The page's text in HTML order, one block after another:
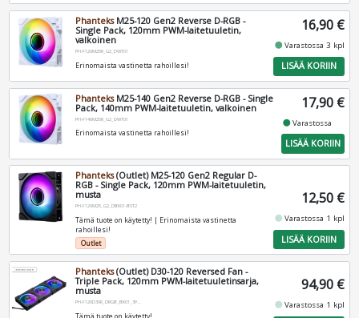
PhanteksM25-120 Gen2 Reverse D-RGB -
Single Pack, 120mm PWM-laitetuuletin,
valkoinen
PH-F120M25R_G2_DWT01
Erinomaista vastinetta rahoillesi!
16,90 €
fiber_manual_recordVarastossa 3 kpl
LISÄÄ KORIIN
PhanteksM25-140 Gen2 Reverse D-RGB - Single
Pack, 140mm PWM-laitetuuletin, valkoinen
PH-F140M25R_G2_DWT01
Erinomaista vastinetta rahoillesi!
17,90 €
fiber_manual_recordVarastossa
LISÄÄ KORIIN
Phanteks(Outlet) M25-120 Gen2 Regular D-
RGB - Single Pack, 120mm PWM-laitetuuletin,
musta
PH-F120M25_G2_DBK01-BST2
Tämä tuote on käytetty! | Erinomaista vastinetta
rahoillesi!
Outlet
12,50 €
fiber_manual_record Varastossa 1 kpl
LISÄÄ KORIIN
Phanteks(Outlet) D30-120 Reversed Fan -
Triple Pack, 120mm PWM-laitetuuletinsarja,
musta
PH-F120D30R_DRGB_BK01_3P-BST2
94,90 €
fiber_manual_record Varastossa 1 kpl